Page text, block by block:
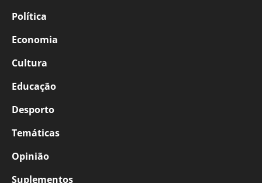
Política
Economia
Cultura
Educação
Desporto
Temáticas
Opinião
Suplementos